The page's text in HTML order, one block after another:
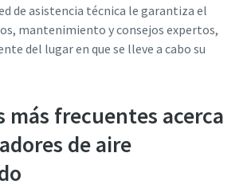
de asistencia técnica le garantiza el
mantenimiento y consejos expertos,
del lugar en que se lleve a cabo su
más frecuentes acerca
de aire